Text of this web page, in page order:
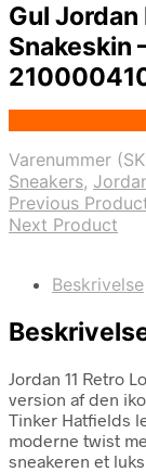
Gul
Snakeskin
Varenummer
Sneakers,
Previous
Next Product
Beskrivelse
Jordan 11 Retro
version af den
Tinker Hatfields
moderne twist
sneakeren et